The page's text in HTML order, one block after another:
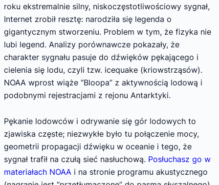
roku ekstremalnie silny, niskoczęstotliwościowy sygnał,
Internet zrobił resztę: narodziła się legenda o
gigantycznym stworzeniu. Problem w tym, że fizyka nie
lubi legend. Analizy porównawcze pokazały, że
charakter sygnału pasuje do dźwięków pękającego i
cielenia się lodu, czyli tzw. icequake (kriowstrząsów).
NOAA wprost wiąże “Bloopa” z aktywnością lodową i
podobnymi rejestracjami z rejonu Antarktyki.
Pękanie lodowców i odrywanie się gór lodowych to
zjawiska częste; niezwykłe było tu połączenie mocy,
geometrii propagacji dźwięku w oceanie i tego, że
sygnał trafił na czułą sieć nasłuchową. Posłuchasz go w
materiałach NOAA i na stronie programu akustycznego